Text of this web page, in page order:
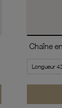
Chaîne